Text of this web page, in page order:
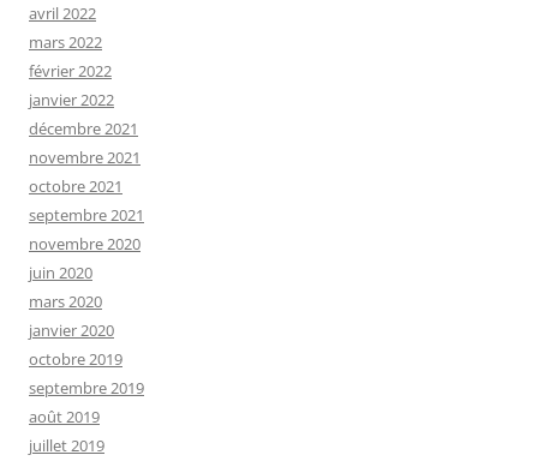
avril 2022
mars 2022
février 2022
janvier 2022
décembre 2021
novembre 2021
octobre 2021
septembre 2021
novembre 2020
juin 2020
mars 2020
janvier 2020
octobre 2019
septembre 2019
août 2019
juillet 2019